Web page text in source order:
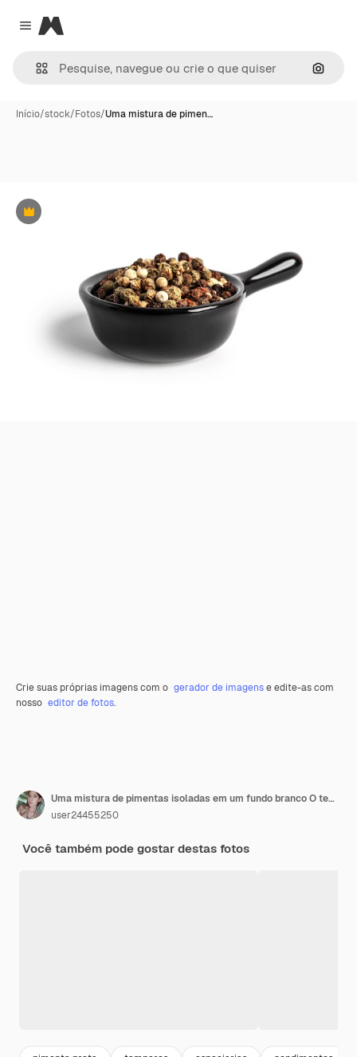
Close menu
Magnific
Início/stock/Fotos/Uma mistura de pimen…
Premium
Crie suas próprias imagens com o gerador de imagense edite-as com
nosso editor de fotos.
Uma mistura de pimentas isoladas em um fundo branco O tempero é uma mistura de pimentas
user24455250
Você também pode gostar destas fotos